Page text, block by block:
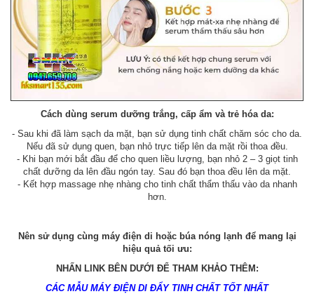
Cách dùng serum dưỡng trắng, cấp ẩm và trẻ hóa da:
- Sau khi đã làm sạch da mặt, bạn sử dụng tinh chất chăm sóc cho da.
Nếu đã sử dụng quen, bạn nhỏ trực tiếp lên da mặt rồi thoa đều.
- Khi bạn mới bắt đầu để cho quen liều lượng, bạn nhỏ 2 – 3 giọt tinh
chất dưỡng da lên đầu ngón tay. Sau đó bạn thoa đều lên da mặt.
- Kết hợp massage nhẹ nhàng cho tinh chất thẩm thấu vào da nhanh
hơn.
Nên sử dụng cùng máy điện di hoặc búa nóng lạnh để mang lại
hiệu quả tối ưu:
NHẤN LINK BÊN DƯỚI ĐỂ THAM KHẢO THÊM:
CÁC MẪU MÁY ĐIỆN DI ĐẨY TINH CHẤT TỐT NHẤT